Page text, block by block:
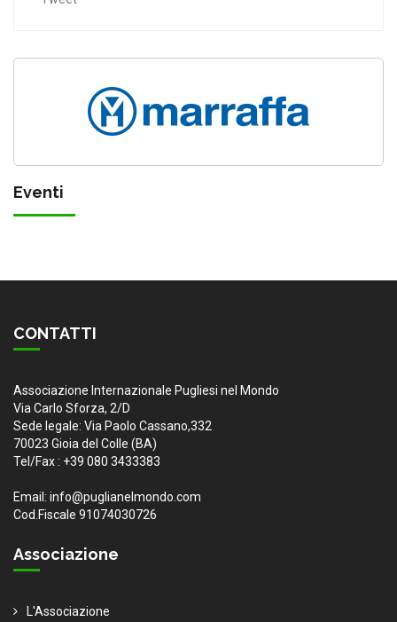
Eventi
CONTATTI
Associazione Internazionale Pugliesi nel Mondo
Via Carlo Sforza, 2/D
Sede legale: Via Paolo Cassano,332
70023 Gioia del Colle (BA)
Tel/Fax : +39 080 3433383
Email: info@puglianelmondo.com
Cod.Fiscale 91074030726
Associazione
L'Associazione